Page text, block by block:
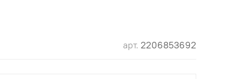
арт. 2206853692